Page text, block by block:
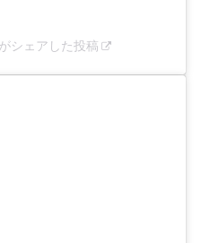
シェアした投稿